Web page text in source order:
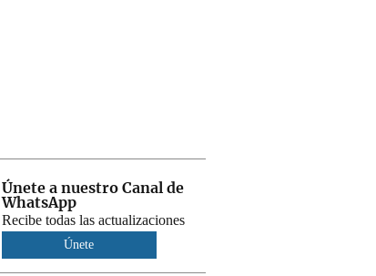
Únete a nuestro Canal de
WhatsApp
Recibe todas las actualizaciones
Únete